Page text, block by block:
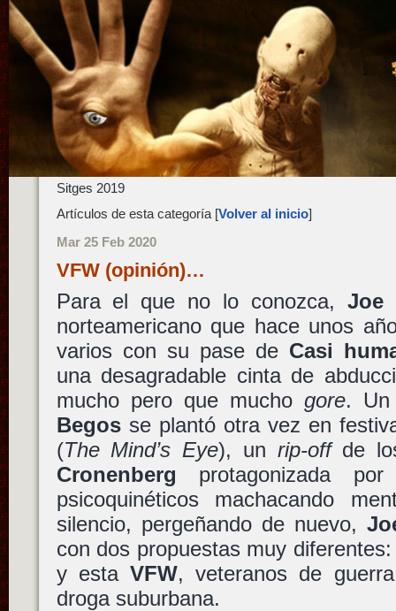
Sitges 2019
Artículos de esta categoría [Volver al inicio]
Mar 25 Feb 2020
VFW (opinión)…
Para el que no lo conozca, Joe
norteamericano que hace unos
varios con su pase de Casi
una desagradable cinta de
mucho pero que mucho gore. Un
Begosse plantó otra vez en
(The Mind’s Eye), un rip-offde
Cronenberg protagonizada
psicoquinéticos machacando
silencio, pergeñando de nuevo,
con dos propuestas muy
y esta VFW, veteranos de
droga suburbana.